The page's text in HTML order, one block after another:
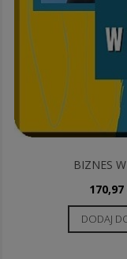
BIZNES
170,97
DODAJ